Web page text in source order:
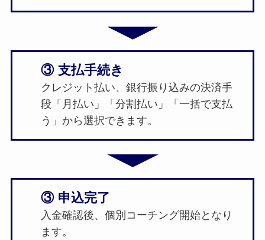
③ 支払手続き
クレジット払い、銀行振り込みの決済手
段「月払い」「分割払い」「一括で支払
う」から選択できます。
③ 申込完了
入金確認後、個別コーチング開始となり
ます。